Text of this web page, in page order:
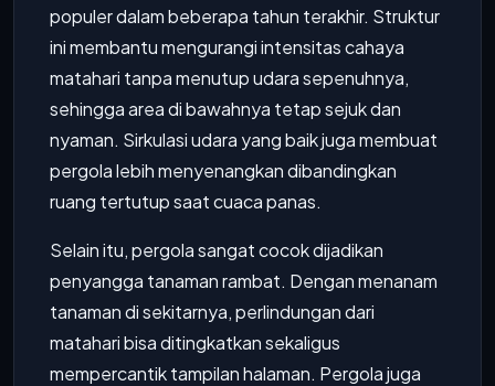
populer dalam beberapa tahun terakhir. Struktur
ini membantu mengurangi intensitas cahaya
matahari tanpa menutup udara sepenuhnya,
sehingga area di bawahnya tetap sejuk dan
nyaman. Sirkulasi udara yang baik juga membuat
pergola lebih menyenangkan dibandingkan
ruang tertutup saat cuaca panas.
Selain itu, pergola sangat cocok dijadikan
penyangga tanaman rambat. Dengan menanam
tanaman di sekitarnya, perlindungan dari
matahari bisa ditingkatkan sekaligus
mempercantik tampilan halaman. Pergola juga